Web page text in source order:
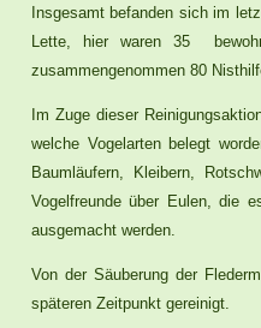
Insgesamt befanden sich im
Lette, hier waren 35
zusammengenommen 80
Im Zuge dieser
welche Vogelarten belegt
Baumläufern, Kleibern,
Vogelfreunde über Eulen, die
ausgemacht werden.
Von der Säuberung der
späteren Zeitpunkt gereinigt.